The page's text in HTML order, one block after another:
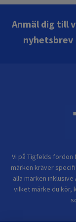
Anmäl dig till
nyhetsbrev
Vi på Tigfelds
märken kräver
alla märken
vilket märke du kör,